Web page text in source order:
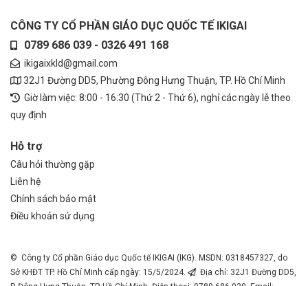
CÔNG TY CỔ PHẦN GIÁO DỤC QUỐC TẾ IKIGAI
0789 686 039 - 0326 491 168
ikigaixkld@gmail.com
32J1 Đường DD5, Phường Đông Hưng Thuận, TP. Hồ Chí Minh
Giờ làm việc: 8:00 - 16:30 (Thứ 2 - Thứ 6), nghỉ các ngày lễ theo
quy định
Hỗ trợ
Câu hỏi thường gặp
Liên hệ
Chính sách bảo mật
Điều khoản sử dụng
© Công ty Cổ phần Giáo dục Quốc tế IKIGAI (IKG). MSDN: 0318457327, do
Sở KHĐT TP. Hồ Chí Minh cấp ngày: 15/5/2024.
Địa chỉ: 32J1 Đường DD5,